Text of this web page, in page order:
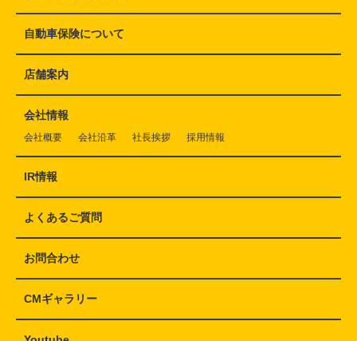
自動車保険について
店舗案内
会社情報
会社概要 会社沿革 社長挨拶 採用情報
IR情報
よくあるご質問
お問合わせ
CMギャラリー